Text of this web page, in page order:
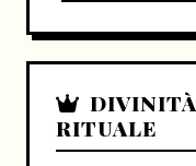
RITUALE